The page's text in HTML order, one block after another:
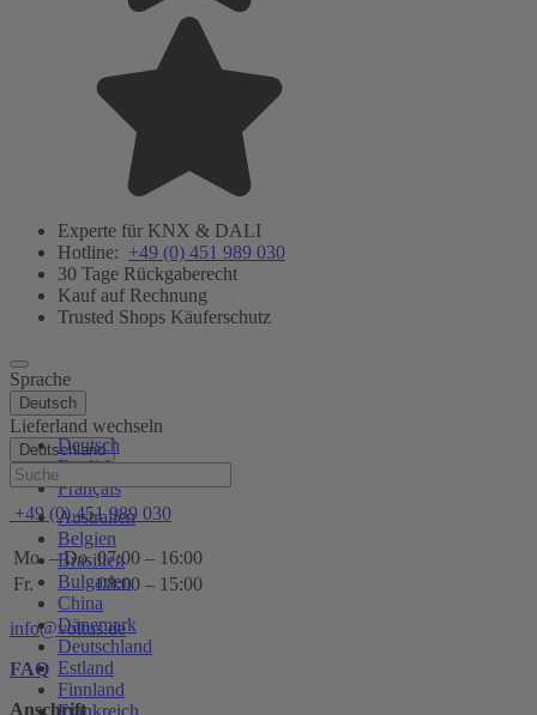
Experte für KNX & DALI
Hotline: +49 (0) 451 989 030
30 Tage Rückgaberecht
Kauf auf Rechnung
Trusted Shops Käuferschutz
Sprache
Deutsch
Deutsch
English
Français
Lieferland wechseln
Deutschland
Australien
Belgien
Brasilien
Bulgarien
China
Dänemark
Deutschland
Estland
Finnland
Frankreich
Hilfe
+49 (0) 451 989 030
Mo. – Do. 07:00 – 16:00
Fr.
08:00 – 15:00
info@voltus.de
FAQ
Anschrift